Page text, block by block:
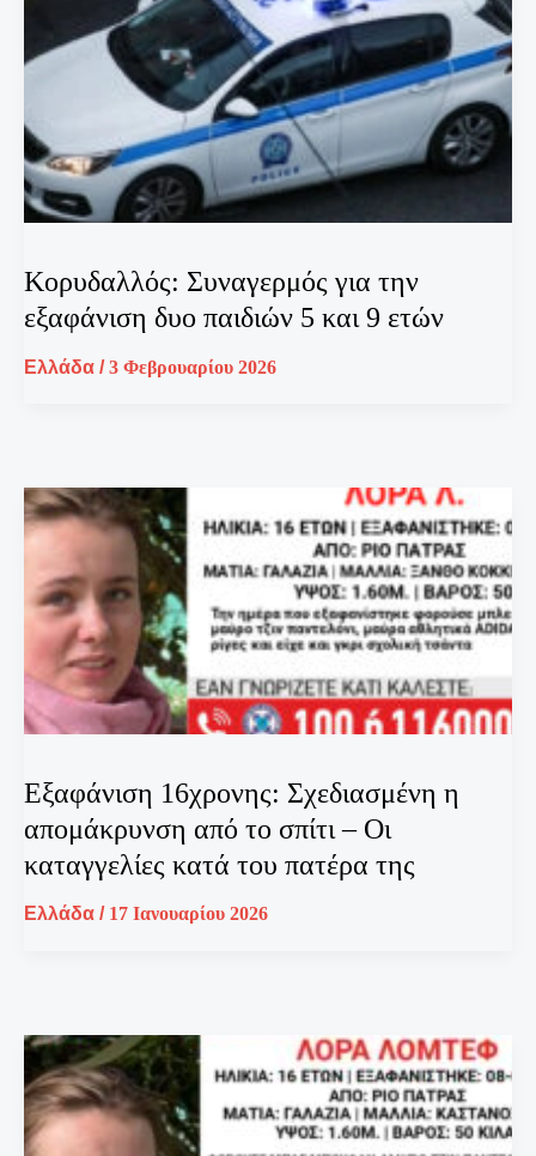
Kορυδαλλός: Συναγερμός για την
εξαφάνιση δυο παιδιών 5 και 9 ετών
Ελλάδα /3 Φεβρουαρίου 2026
Εξαφάνιση 16χρονης: Σχεδιασμένη η
απομάκρυνση από το σπίτι – Οι
καταγγελίες κατά του πατέρα της
Ελλάδα / 17 Ιανουαρίου 2026